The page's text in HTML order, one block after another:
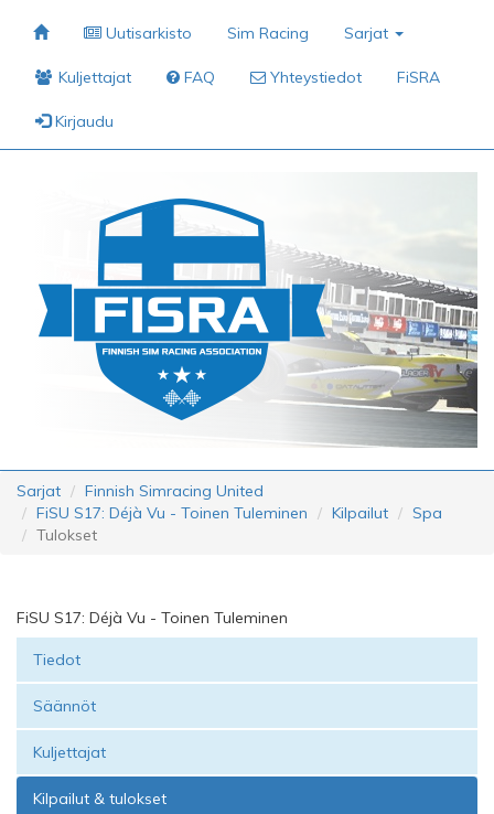
Uutisarkisto Sim Racing Sarjat
Kuljettajat FAQ Yhteystiedot FiSRA
Kirjaudu
Sarjat
Finnish Simracing United
FiSU S17: Déjà Vu - Toinen Tuleminen
Kilpailut
Spa
Tulokset
FiSU S17: Déjà Vu - Toinen Tuleminen
Tiedot
Säännöt
Kuljettajat
Kilpailut & tulokset